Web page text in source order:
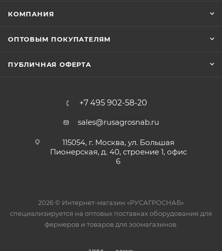
КОМПАНИЯ
ОПТОВЫМ ПОКУПАТЕЛЯМ
ПУБЛИЧНАЯ ОФЕРТА
+7 495 902-58-20
sales@rusagrosnab.ru
115054, г. Москва, ул. Большая
Пионерская, д. 40, строение 1, офис
6
2026 © Интернет-магазин «РУСАГРОСНАБ»
специализируется на оптовых поставках оборудования для
фермеров и товаров для зоомагазинов.